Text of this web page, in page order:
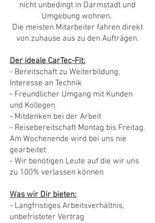
nicht unbedingt in Darmstadt und
Umgebung wohnen.
Die meisten Mitarbeiter fahren direkt
von zuhause aus zu den Aufträgen.
Der ideale CarTec-Fit:
- Bereitschaft zu Weiterbildung,
Interesse an Technik
- Freundlicher Umgang mit Kunden
und Kollegen
- Mitdenken bei der Arbeit
- Reisebereitschaft Montag bis Freitag.
Am Wochenende wird bei uns nie
gearbeitet
- Wir benötigen Leute auf die wir uns
zu 100% verlassen können
Was wir Dir bieten:
- Langfristiges Arbeitsverhältnis,
unbefristeter Vertrag